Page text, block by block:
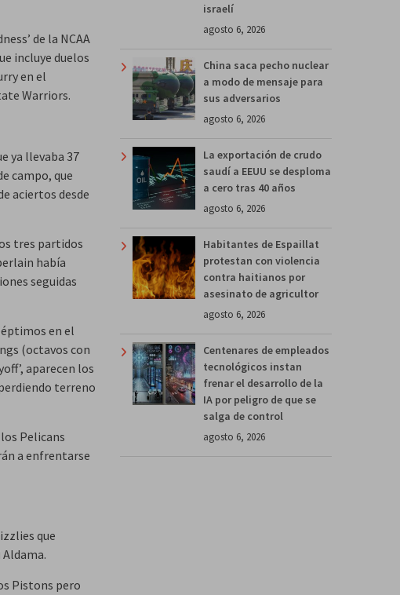
de la NCAA
incluye duelos
en el
Warriors.
ya llevaba 37
campo, que
aciertos desde
tres partidos
había
seguidas
en el
(octavos con
aparecen los
terreno
Pelicans
a enfrentarse
que
Pistons pero
israelí
agosto 6, 2026
China saca pecho nuclear
a modo de mensaje para
sus adversarios
agosto 6, 2026
La exportación de crudo
saudí a EEUU se desploma
a cero tras 40 años
agosto 6, 2026
Habitantes de Espaillat
protestan con violencia
contra haitianos por
asesinato de agricultor
agosto 6, 2026
Centenares de empleados
tecnológicos instan
frenar el desarrollo de la
IA por peligro de que se
salga de control
agosto 6, 2026